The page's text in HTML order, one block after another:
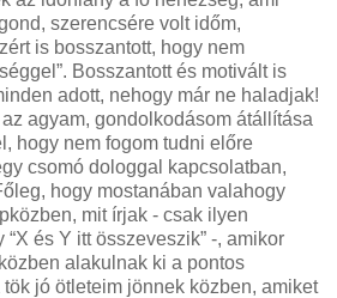
szerencsére volt időm,
is bosszantott, hogy nem
Bosszantott és motivált is
adott, nehogy már ne haladjak!
agyam, gondolkodásom átállítása
hogy nem fogom tudni előre
csomó dologgal kapcsolatban,
hogy mostanában valahogy
mit írjak - csak ilyen
és Y itt összeveszik” -, amikor
alakulnak ki a pontos
jó ötleteim jönnek közben, amiket